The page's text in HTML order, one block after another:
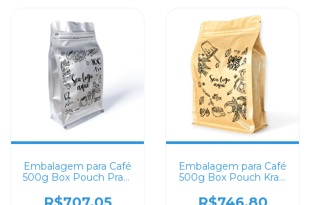
Embalagem para Café
500g Box Pouch Prata
Embalagem para Café
500g Box Pouch Kraft